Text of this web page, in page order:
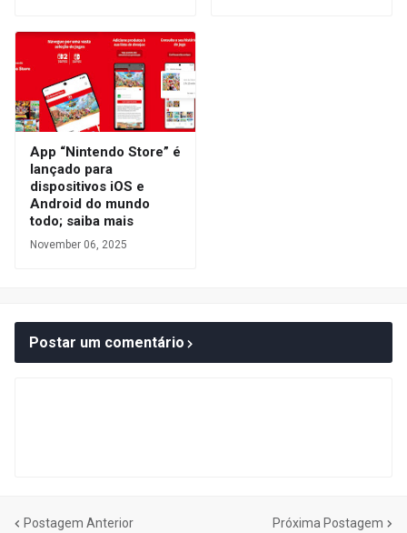
App “Nintendo Store” é
lançado para
dispositivos iOS e
Android do mundo
todo; saiba mais
November 06, 2025
Postar um comentário
Postagem Anterior Próxima Postagem